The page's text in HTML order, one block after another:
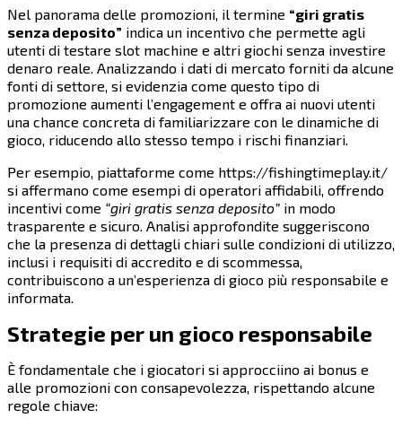
Nel panorama delle promozioni, il termine “giri gratis
senza deposito” indica un incentivo che permette agli
utenti di testare slot machine e altri giochi senza investire
denaro reale. Analizzando i dati di mercato forniti da alcune
fonti di settore, si evidenzia come questo tipo di
promozione aumenti l’engagement e offra ai nuovi utenti
una chance concreta di familiarizzare con le dinamiche di
gioco, riducendo allo stesso tempo i rischi finanziari.
Per esempio, piattaforme come https://fishingtimeplay.it/
si affermano come esempi di operatori affidabili, offrendo
incentivi come “giri gratis senza deposito” in modo
trasparente e sicuro. Analisi approfondite suggeriscono
che la presenza di dettagli chiari sulle condizioni di utilizzo,
inclusi i requisiti di accredito e di scommessa,
contribuiscono a un’esperienza di gioco più responsabile e
informata.
Strategie per un gioco responsabile
È fondamentale che i giocatori si approcciino ai bonus e
alle promozioni con consapevolezza, rispettando alcune
regole chiave: